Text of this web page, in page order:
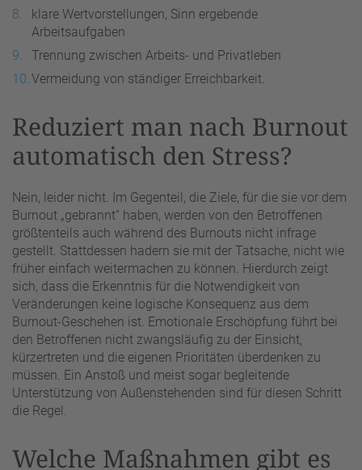
klare Wertvorstellungen, Sinn ergebende
Arbeitsaufgaben
Trennung zwischen Arbeits- und Privatleben
Vermeidung von ständiger Erreichbarkeit.
Reduziert man nach Burnout
automatisch den Stress?
Nein, leider nicht. Im Gegenteil, die Ziele, für die sie vor dem
Burnout „gebrannt“ haben, werden von den Betroffenen
größtenteils auch während des Burnouts nicht infrage
gestellt. Stattdessen hadern sie mit der Tatsache, nicht wie
früher einfach weitermachen zu können. Hierdurch zeigt
sich, dass die Erkenntnis für die Notwendigkeit von
Veränderungen keine logische Konsequenz aus dem
Burnout-Geschehen ist. Emotionale Erschöpfung führt bei
den Betroffenen nicht zwangsläufig zu der Einsicht,
kürzertreten und die eigenen Prioritäten überdenken zu
müssen. Ein Anstoß und meist sogar begleitende
Unterstützung von Außenstehenden sind für diesen Schritt
die Regel.
Welche Maßnahmen gibt es